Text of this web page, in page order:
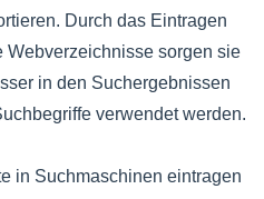
Durch das Eintragen
Webverzeichnisse sorgen sie
in den Suchergebnissen
verwendet werden.
in Suchmaschinen eintragen